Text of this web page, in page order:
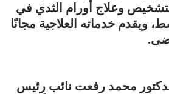
وعلاج أورام الثدي في
ويقدم خدماته العلاجية مجانًا
محمد رفعت نائب رئيس